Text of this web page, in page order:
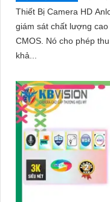
Thiết Bị Camera HD
giám sát chất lượng
CMOS. Nó cho phép thu hình ảnh màu đẹp hơn và cung cấp
khả...